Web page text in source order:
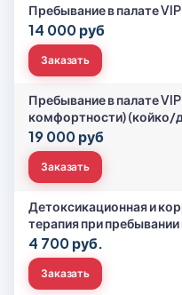
Пребывание в палате
14 000 руб
Заказать
Пребывание в палате
комфортности) (койко/
19 000 руб
Заказать
Детоксикационная и
терапия при
4 700 руб.
Заказать